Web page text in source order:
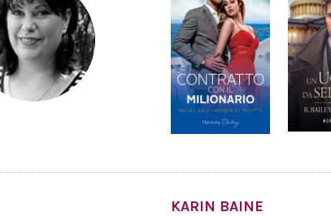
KARIN BAINE